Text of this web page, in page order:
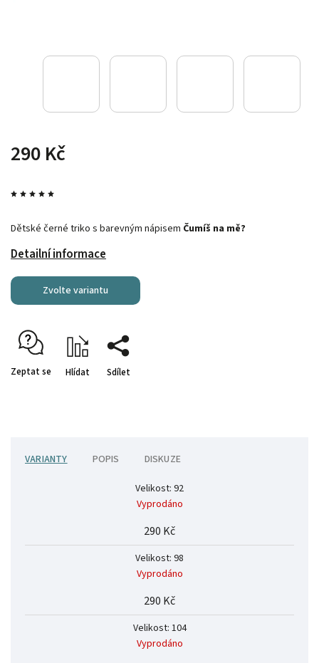
290 Kč
Dětské černé triko s barevným nápisem Čumíš na mě?
Detailní informace
Zvolte variantu
Zeptat se Hlídat Sdílet
VARIANTY POPIS DISKUZE
Velikost: 92
Vyprodáno
290 Kč
Velikost: 98
Vyprodáno
290 Kč
Velikost: 104
Vyprodáno